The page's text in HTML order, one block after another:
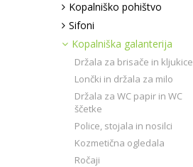
Kopalniško pohištvo
Sifoni
Kopalniška galanterija
Držala za brisače in kljukice
Lončki in držala za milo
Držala za WC papir in WC
ščetke
Police, stojala in nosilci
Kozmetična ogledala
Ročaji